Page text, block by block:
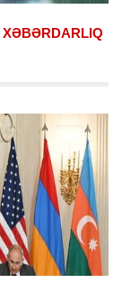
XƏBƏRDARLIQ